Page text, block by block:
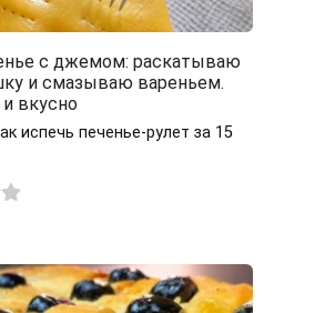
с джемом: раскатываю
и смазываю вареньем.
вкусно
испечь печенье-рулет за 15